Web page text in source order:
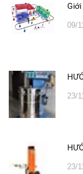
09/
23/
23/